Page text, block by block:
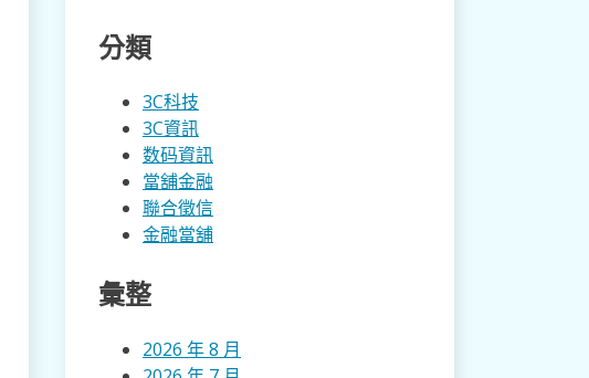
分類
3C科技
3C資訊
数码資訊
當舖金融
聯合徵信
金融當舖
彙整
2026 年 8 月